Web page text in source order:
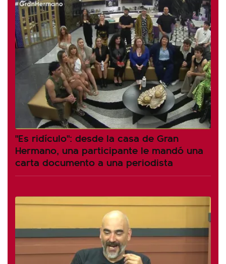
"Es ridículo": desde la casa de Gran
Hermano, una participante le mandó una
carta documento a una periodista